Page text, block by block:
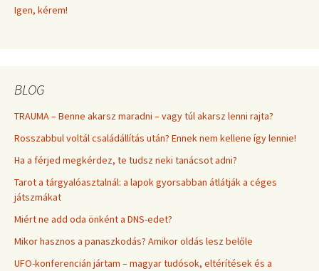
Igen, kérem!
BLOG
TRAUMA – Benne akarsz maradni – vagy túl akarsz lenni rajta?
Rosszabbul voltál családállítás után? Ennek nem kellene így lennie!
Ha a férjed megkérdez, te tudsz neki tanácsot adni?
Tarot a tárgyalóasztalnál: a lapok gyorsabban átlátják a céges
játszmákat
Miért ne add oda önként a DNS-edet?
Mikor hasznos a panaszkodás? Amikor oldás lesz belőle
UFO-konferencián jártam – magyar tudósok, eltérítések és a